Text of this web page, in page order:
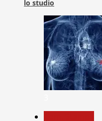
lo studio